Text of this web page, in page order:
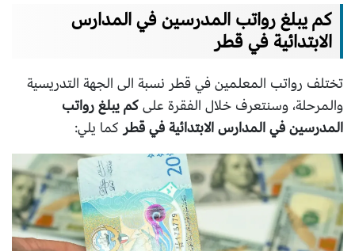
كم يبلغ رواتب المدرسين في المدارس
الابتدائية في قطر
تختلف رواتب المعلمين في قطر نسبة الى الجهة التدريسية
والمرحلة، وسنتعرف خلال الفقرة علىكم يبلغ رواتب
المدرسين في المدارس الابتدائية في قطر كما يلي: